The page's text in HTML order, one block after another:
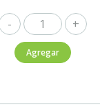
Sibaris
Gran
Reserva
Agregar